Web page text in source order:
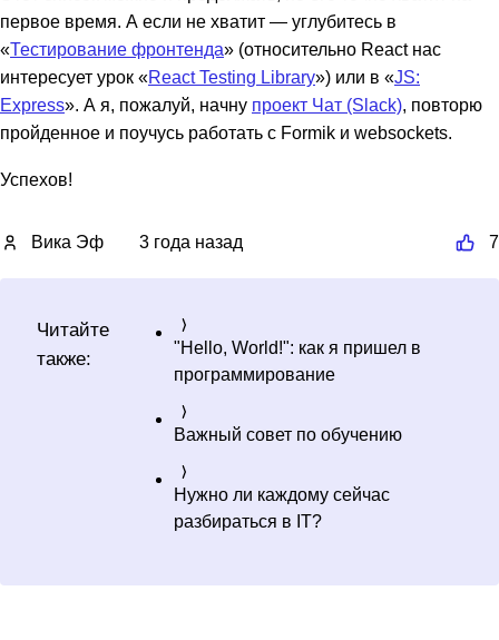
первое время. А если не хватит — углубитесь в
«Тестирование фронтенда» (относительно React нас
интересует урок «React Testing Library») или в «JS:
Express». А я, пожалуй, начну проект Чат (Slack), повторю
пройденное и поучусь работать с Formik и websockets.
Успехов!
Вика Эф 3 года назад 7
Читайте
также:
"Hello, World!": как я пришел в
программирование
Важный совет по обучению
Нужно ли каждому сейчас
разбираться в IT?